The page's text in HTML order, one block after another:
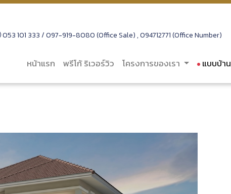
053 101 333 / 097-919-8080 (Office Sale) , 094712771 (Office Number)
หน้าแรก พรีโก้ ริเวอร์วิว โครงการของเรา แบบบ้าน